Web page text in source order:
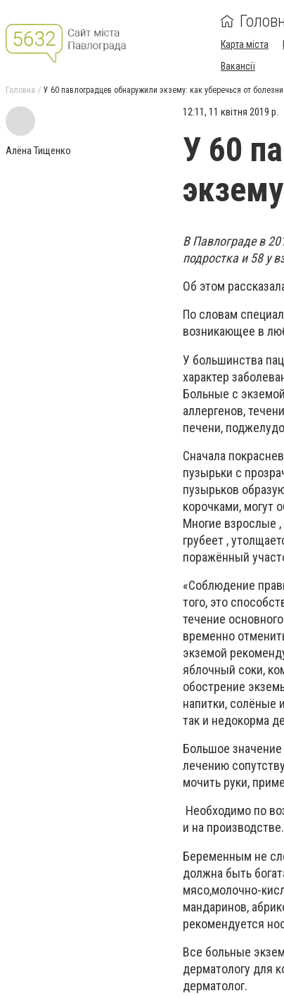
Карта міста
Вакансії
Головна У 60 павлоградцев обнаружили экзему: как уберечься от болезни
Алёна Тищенко
12:11, 11 квітня 2019 р.
У 60
В Павлограде в
подростка и 58 у
Об этом
По словам
возникающее в
У большинства
характер
Больные с
аллергенов,
печени,
Сначала
пузырьки с
пузырьков
корочками, могут
Многие взрослые
грубеет ,
поражённый
«Соблюдение
того, это
течение
временно
экземой
яблочный соки,
обострение
напитки, солёные
так и недокорма
Большое
лечению
мочить руки,
Необходимо по
и на производстве.
Беременным не
должна быть
мясо,молочно-
мандаринов,
рекомендуется
Все больные
дерматологу для
дерматолог.